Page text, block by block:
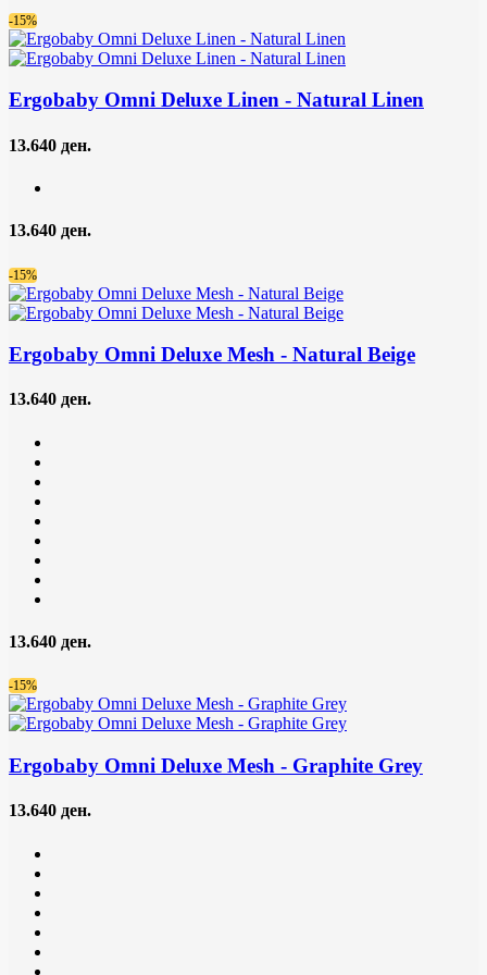
-15%
Ergobaby Omni Deluxe Linen - Natural Linen
13.640 ден.
13.640 ден.
-15%
Ergobaby Omni Deluxe Mesh - Natural Beige
13.640 ден.
13.640 ден.
-15%
Ergobaby Omni Deluxe Mesh - Graphite Grey
13.640 ден.